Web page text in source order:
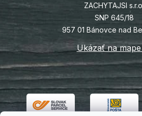
ZACHYTAJSI
SNP 645/18
957 01 Bánovce nad
Ukázať na